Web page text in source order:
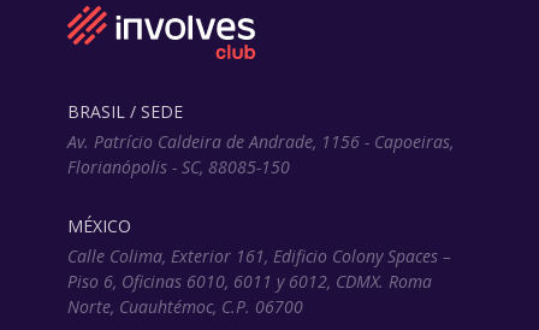
BRASIL / SEDE
Av. Patrício Caldeira de Andrade, 1156 - Capoeiras,
Florianópolis - SC, 88085-150
MÉXICO
Calle Colima, Exterior 161, Edificio Colony Spaces –
Piso 6, Oficinas 6010, 6011 y 6012, CDMX. Roma
Norte, Cuauhtémoc, C.P. 06700